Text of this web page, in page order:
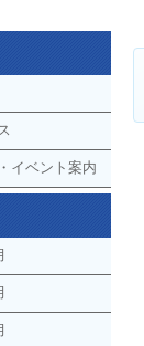
イベント案内